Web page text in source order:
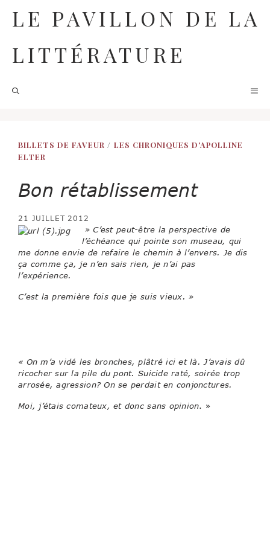
contenu
LE PAVILLON DE LA
LITTÉRATURE
BILLETS DE FAVEUR / LES CHRONIQUES D'APOLLINE
ELTER
Bon rétablissement
21 JUILLET 2012
» C’est peut-être la perspective de
l’échéance qui pointe son museau, qui
me donne envie de refaire le chemin à l’envers. Je dis
ça comme ça, je n’en sais rien, je n’ai pas
l’expérience.
C’est la première fois que je suis vieux. »
« On m’a vidé les bronches, plâtré ici et là. J’avais dû
ricocher sur la pile du pont. Suicide raté, soirée trop
arrosée, agression? On se perdait en conjonctures.
Moi, j’étais comateux, et donc sans opinion. »